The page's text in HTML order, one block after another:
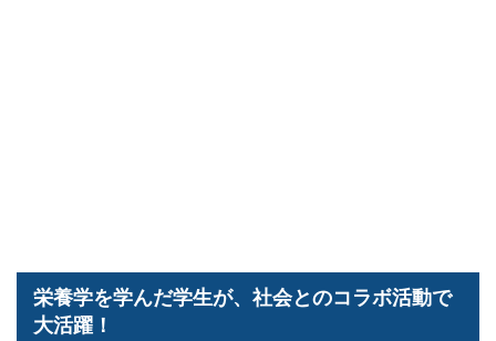
栄養学を学んだ学生が、社会とのコラボ活動で
大活躍！